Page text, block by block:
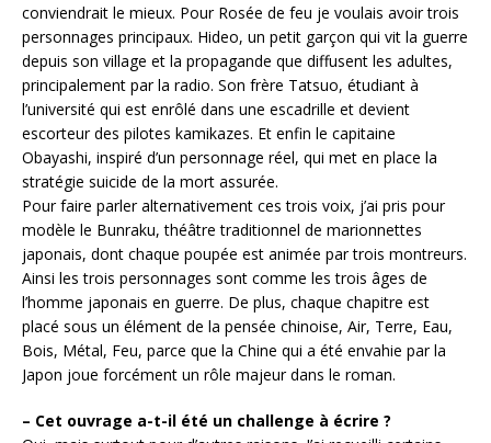
conviendrait le mieux. Pour Rosée de feu je voulais avoir trois
personnages principaux. Hideo, un petit garçon qui vit la guerre
depuis son village et la propagande que diffusent les adultes,
principalement par la radio. Son frère Tatsuo, étudiant à
l’université qui est enrôlé dans une escadrille et devient
escorteur des pilotes kamikazes. Et enfin le capitaine
Obayashi, inspiré d’un personnage réel, qui met en place la
stratégie suicide de la mort assurée.
Pour faire parler alternativement ces trois voix, j’ai pris pour
modèle le Bunraku, théâtre traditionnel de marionnettes
japonais, dont chaque poupée est animée par trois montreurs.
Ainsi les trois personnages sont comme les trois âges de
l’homme japonais en guerre. De plus, chaque chapitre est
placé sous un élément de la pensée chinoise, Air, Terre, Eau,
Bois, Métal, Feu, parce que la Chine qui a été envahie par la
Japon joue forcément un rôle majeur dans le roman.
– Cet ouvrage a-t-il été un challenge à écrire ?